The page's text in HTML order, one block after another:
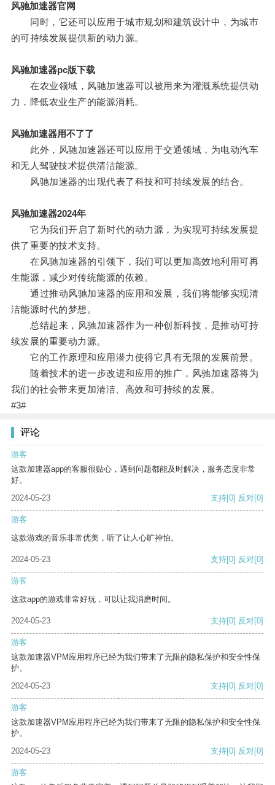
风驰加速器官网
同时，它还可以应用于城市规划和建筑设计中，为城市
的可持续发展提供新的动力源。
风驰加速器pc版下载
在农业领域，风驰加速器可以被用来为灌溉系统提供动
力，降低农业生产的能源消耗。
风驰加速器用不了了
此外，风驰加速器还可以应用于交通领域，为电动汽车
和无人驾驶技术提供清洁能源。
风驰加速器的出现代表了科技和可持续发展的结合。
风驰加速器2024年
它为我们开启了新时代的动力源，为实现可持续发展提
供了重要的技术支持。
在风驰加速器的引领下，我们可以更加高效地利用可再
生能源，减少对传统能源的依赖。
通过推动风驰加速器的应用和发展，我们将能够实现清
洁能源时代的梦想。
总结起来，风驰加速器作为一种创新科技，是推动可持
续发展的重要动力源。
它的工作原理和应用潜力使得它具有无限的发展前景。
随着技术的进一步改进和应用的推广，风驰加速器将为
我们的社会带来更加清洁、高效和可持续的发展。
#3#
评论
游客
这款加速器app的客服很贴心，遇到问题都能及时解决，服务态度非常
好。
2024-05-23
支持[0] 反对[0]
游客
这款游戏的音乐非常优美，听了让人心旷神怡。
2024-05-23 支持[0] 反对[0]
游客
这款app的游戏非常好玩，可以让我消磨时间。
2024-05-23 支持[0] 反对[0]
游客
这款加速器VPM应用程序已经为我们带来了无限的隐私保护和安全性保
护。
2024-05-23
支持[0] 反对[0]
游客
这款加速器VPM应用程序已经为我们带来了无限的隐私保护和安全性保
护。
2024-05-23
支持[0] 反对[0]
游客